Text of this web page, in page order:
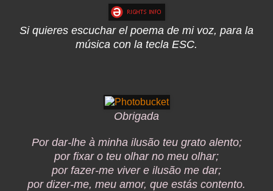
Si quieres escuchar el poema de mi voz, para la
música con la tecla ESC.
Obrigada
Por dar-lhe à minha ilusão teu grato alento;
por fixar o teu olhar no meu olhar;
por fazer-me viver e ilusão me dar;
por dizer-me, meu amor, que estás contento.